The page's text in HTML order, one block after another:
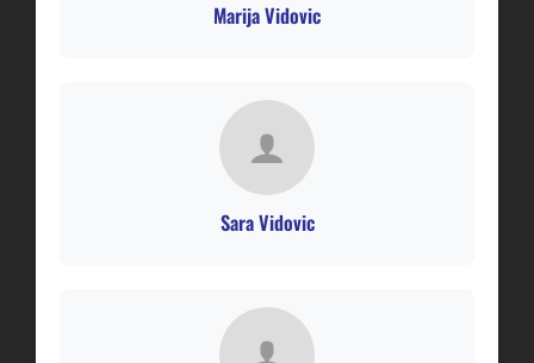
Marija Vidovic
Sara Vidovic